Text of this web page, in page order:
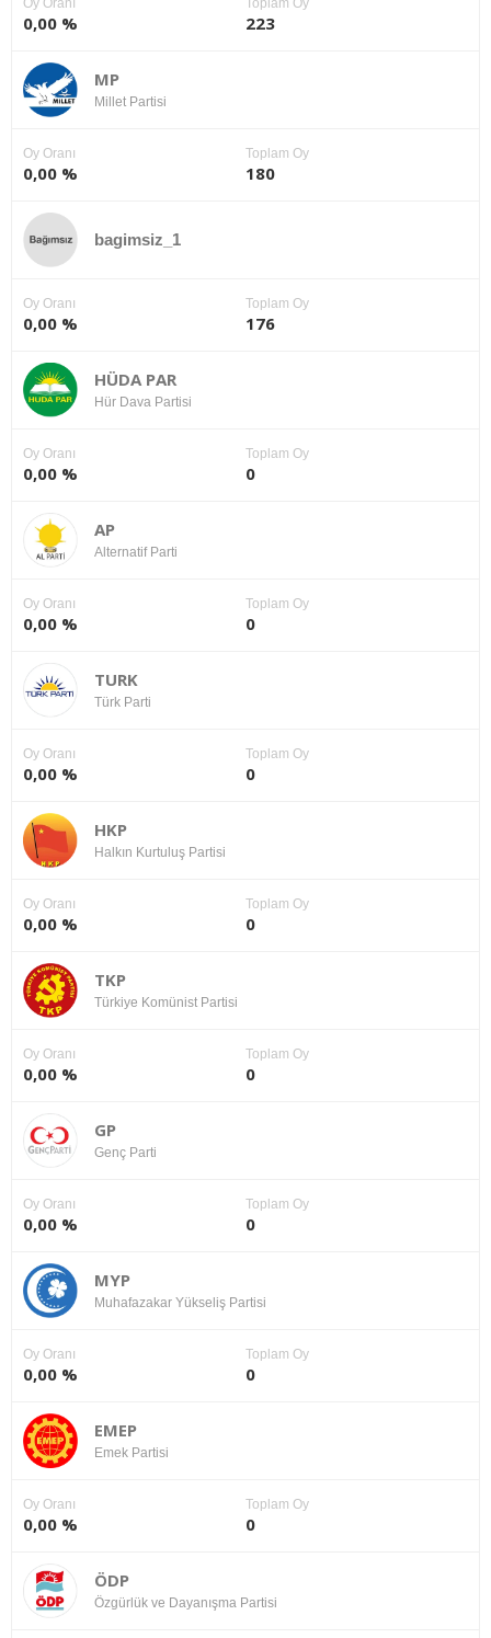
Oy Oranı
0,00 %
Toplam Oy
223
MP
Millet Partisi
Oy Oranı
0,00 %
Toplam Oy
180
bagimsiz_1
Oy Oranı
0,00 %
Toplam Oy
176
HÜDA PAR
Hür Dava Partisi
Oy Oranı
0,00 %
Toplam Oy
0
AP
Alternatif Parti
Oy Oranı
0,00 %
Toplam Oy
0
TURK
Türk Parti
Oy Oranı
0,00 %
Toplam Oy
0
HKP
Halkın Kurtuluş Partisi
Oy Oranı
0,00 %
Toplam Oy
0
TKP
Türkiye Komünist Partisi
Oy Oranı
0,00 %
Toplam Oy
0
GP
Genç Parti
Oy Oranı
0,00 %
Toplam Oy
0
MYP
Muhafazakar Yükseliş Partisi
Oy Oranı
0,00 %
Toplam Oy
0
EMEP
Emek Partisi
Oy Oranı
0,00 %
Toplam Oy
0
ÖDP
Özgürlük ve Dayanışma Partisi